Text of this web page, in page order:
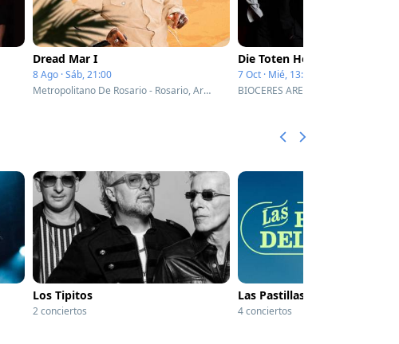
Dread Mar I
8 Ago · Sáb, 21:00
Metropolitano De Rosario - Rosario, Argentina
Die Toten Hosen
7 Oct · Mié, 13:00
BIOCERES ARENA - Rosario,
Los Tipitos
2 conciertos
Las Pastillas del Abuelo
4 conciertos